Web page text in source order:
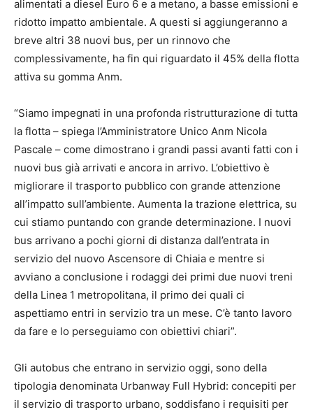
alimentati a diesel Euro 6 e a metano, a basse emissioni e
ridotto impatto ambientale. A questi si aggiungeranno a
breve altri 38 nuovi bus, per un rinnovo che
complessivamente, ha fin qui riguardato il 45% della flotta
attiva su gomma Anm.
“Siamo impegnati in una profonda ristrutturazione di tutta
la flotta – spiega l’Amministratore Unico Anm Nicola
Pascale – come dimostrano i grandi passi avanti fatti con i
nuovi bus già arrivati e ancora in arrivo. L’obiettivo è
migliorare il trasporto pubblico con grande attenzione
all’impatto sull’ambiente. Aumenta la trazione elettrica, su
cui stiamo puntando con grande determinazione. I nuovi
bus arrivano a pochi giorni di distanza dall’entrata in
servizio del nuovo Ascensore di Chiaia e mentre si
avviano a conclusione i rodaggi dei primi due nuovi treni
della Linea 1 metropolitana, il primo dei quali ci
aspettiamo entri in servizio tra un mese. C’è tanto lavoro
da fare e lo perseguiamo con obiettivi chiari”.
Gli autobus che entrano in servizio oggi, sono della
tipologia denominata Urbanway Full Hybrid: concepiti per
il servizio di trasporto urbano, soddisfano i requisiti per